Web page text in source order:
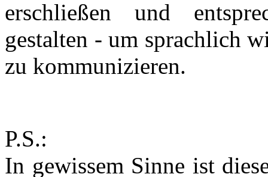
erschließen und
gestalten - um sprachlich
zu kommunizieren.
P.S.:
In gewissem Sinne ist